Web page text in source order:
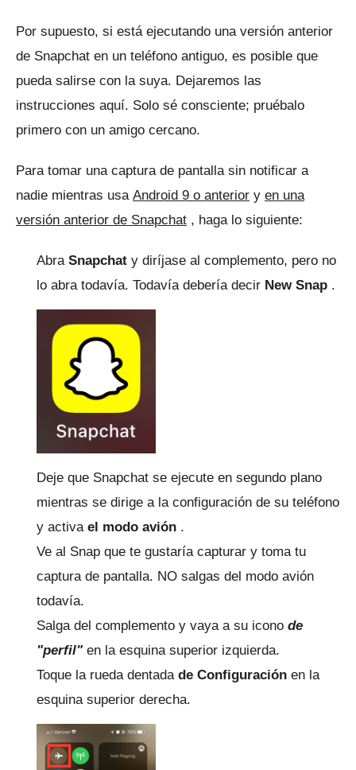
Por supuesto, si está ejecutando una versión anterior
de Snapchat en un teléfono antiguo, es posible que
pueda salirse con la suya. Dejaremos las
instrucciones aquí. Solo sé consciente; pruébalo
primero con un amigo cercano.
Para tomar una captura de pantalla sin notificar a
nadie mientras usa Android 9 o anterior y en una
versión anterior de Snapchat , haga lo siguiente:
Abra Snapchat y diríjase al complemento, pero no
lo abra todavía. Todavía debería decir New Snap .
Deje que Snapchat se ejecute en segundo plano
mientras se dirige a la configuración de su teléfono
y activa el modo avión .
Ve al Snap que te gustaría capturar y toma tu
captura de pantalla. NO salgas del modo avión
todavía.
Salga del complemento y vaya a su icono de
"perfil" en la esquina superior izquierda.
Toque la rueda dentada de Configuración en la
esquina superior derecha.